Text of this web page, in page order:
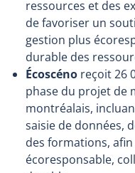
ressources et des
de favoriser un
gestion plus
durable des
Écoscéno reçoit26
phase du projet de
montréalais,
saisie de données,
des formations,
écoresponsable,